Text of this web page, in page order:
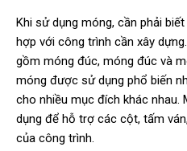
Khi sử dụng móng, cần phải biết
hợp với công trình cần xây
gồm móng đúc, móng đúc và
móng được sử dụng phổ biến
cho nhiều mục đích khác
dụng để hỗ trợ các cột, tấm
của công trình.